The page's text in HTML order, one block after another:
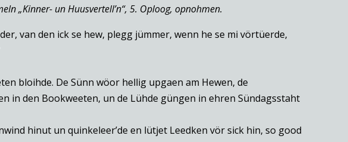
„Kinner- un Huusvertell’n“, 5. Oploog, opnohmen.
van den ick se hew, plegg jümmer, wenn he se mi vörtüerde,
bloihde. De Sünn wöor hellig upgaen am Hewen, de
in den Bookweeten, un de Lühde güngen in ehren Sündagsstaht
hinut un quinkeleer’de en lütjet Leedken vör sick hin, so good